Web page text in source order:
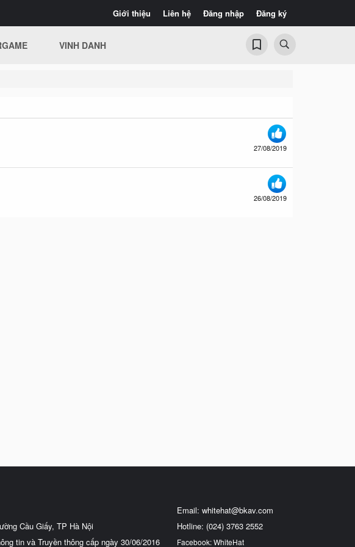
Giới thiệu Liên hệ Đăng nhập Đăng ký
VINH DANH
27/08/2019
26/08/2019
Cầu Giấy, TP Hà Nội
tin và Truyền thông cấp ngày 30/06/2016
Email: whitehat@bkav.com
Hotline: (024) 3763 2552
Facebook: WhiteHat